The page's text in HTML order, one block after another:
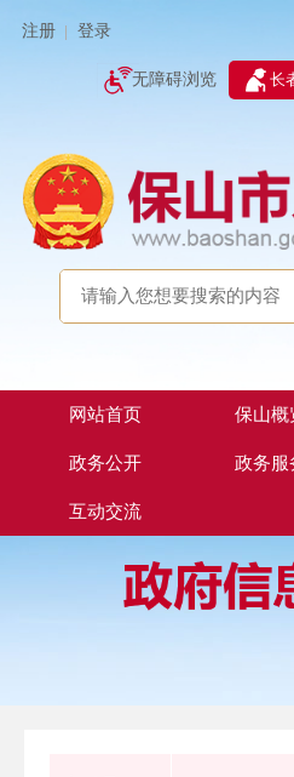
注册 登录
无障碍浏览 长
网站首页 保山概
政务公开 政务服
互动交流